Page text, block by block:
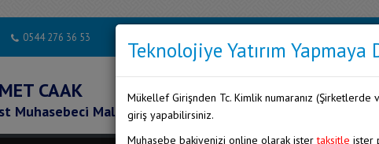
0544 276 36 53
CAAK
Muhasebeci Mali Müşavir
Teknolojiye Yatırım Yapmaya
Mükellef Girişnden Tc. Kimlik numaranız
giriş yapabilirsiniz.
Muhasebe bakiyenizi online olarak istertaksitle ister